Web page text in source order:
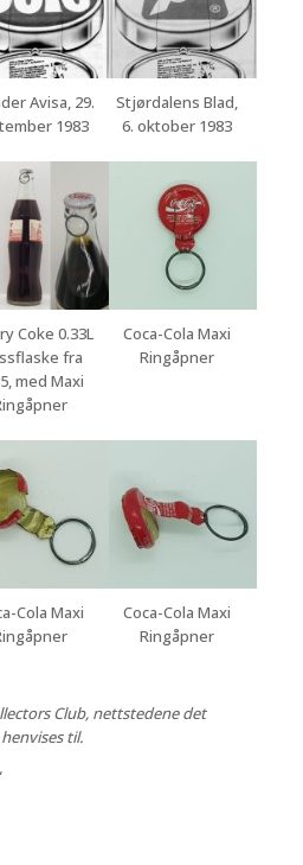
Avisa, 29.
1983
Stjørdalens Blad,
6. oktober 1983
Coke 0.33L
fra
med Maxi
Coca-Cola Maxi
Ringåpner
Cola Maxi
Coca-Cola Maxi
Ringåpner
Club, nettstedene det
til.